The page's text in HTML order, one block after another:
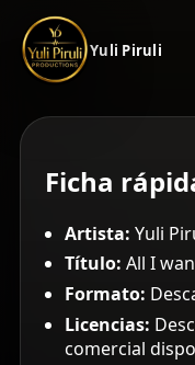
Yuli Piruli
Ficha
Artista: Yuli
Título: All I
Formato:
Licencias:
comercial